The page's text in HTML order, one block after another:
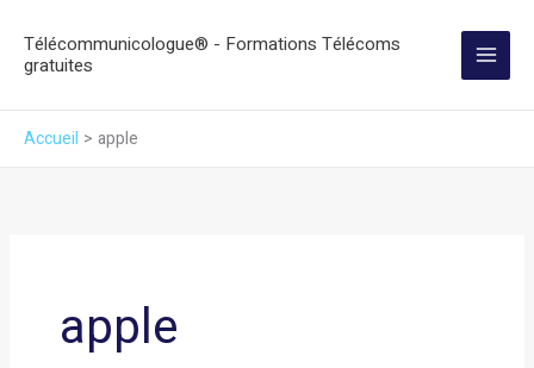
contenu
Télécommunicologue® - Formations Télécoms
gratuites
Accueil apple
apple